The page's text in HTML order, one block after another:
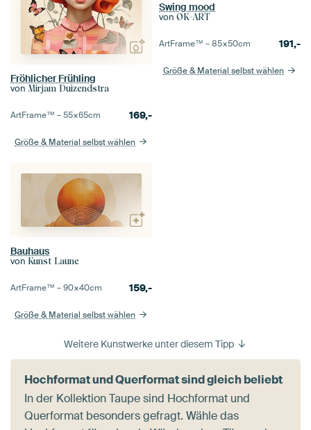
Fröhlicher Frühling
von Mirjam Duizendstra
ArtFrame™ –55×65cm 169,-
Größe & Material selbst wählen
Swing mood
von OK-ART
ArtFrame™ –85×50cm 191,-
Größe & Material selbst wählen
Bauhaus
von Kunst Laune
ArtFrame™ –90×40cm 159,-
Größe & Material selbst wählen
Weitere Kunstwerke unter diesem Tipp
Hochformat und Querformat sind gleich beliebt
In der Kollektion Taupe sind Hochformat und
Querformat besonders gefragt. Wähle das